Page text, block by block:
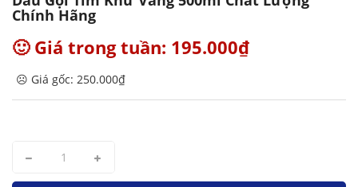
Chính Hãng
🙂 Giá trong tuần: 195.000₫
☹️ Giá gốc: 250.000₫